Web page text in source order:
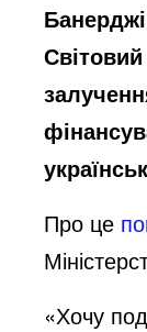
Про це
«Хочу